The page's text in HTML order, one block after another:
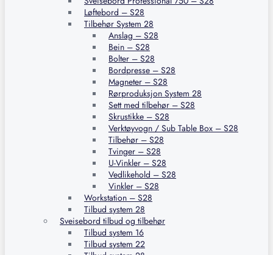
Løftebord – S28
Tilbehør System 28
Anslag – S28
Bein – S28
Bolter – S28
Bordpresse – S28
Magneter – S28
Rørproduksjon System 28
Sett med tilbehør – S28
Skrustikke – S28
Verktøyvogn / Sub Table Box – S28
Tilbehør – S28
Tvinger – S28
U-Vinkler – S28
Vedlikehold – S28
Vinkler – S28
Workstation – S28
Tilbud system 28
Sveisebord tilbud og tilbehør
Tilbud system 16
Tilbud system 22